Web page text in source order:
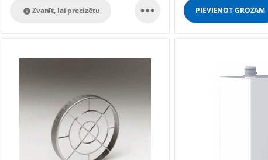
Zvanīt, lai precizētu
  PIEVIENOT GROZAM